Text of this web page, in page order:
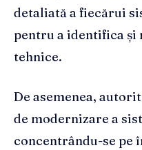
detaliată a fiecărui
pentru a identifica și
tehnice.
De asemenea,
de modernizare a
concentrându-se pe